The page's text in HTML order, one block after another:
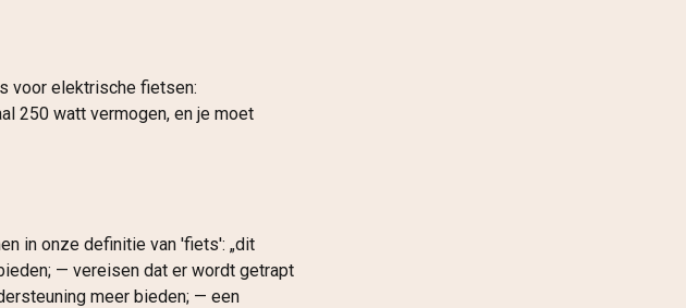
voor elektrische fietsen:
250 watt vermogen, en je moet
in onze definitie van 'fiets': „dit
— vereisen dat er wordt getrapt
meer bieden; — een